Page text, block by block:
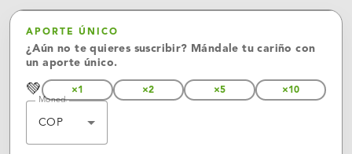
APORTE ÚNICO
¿Aún no te quieres suscribir? Mándale tu cariño con
un aporte único.
💚 ×1 ×2 ×5 ×10
Moneda
COP